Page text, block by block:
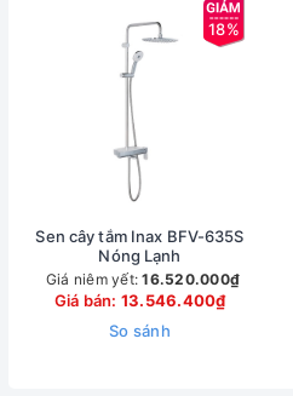
18%
Sen cây tắm Inax BFV-635S
Nóng Lạnh
Giá niêm yết:16.520.000₫
Giá bán: 13.546.400₫
So sánh